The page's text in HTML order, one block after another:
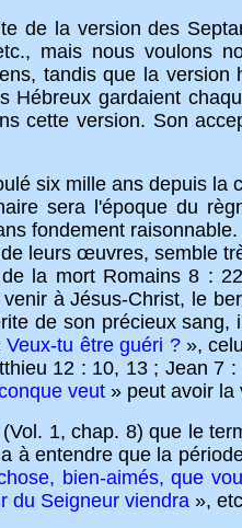
version des
mais nous voulons
tandis que la
Hébreux gardaient
cette version. Son
mille ans depuis la
sera l'époque du
fondement
leurs œuvres, semble
la mort Romains 8 :
à Jésus-Christ, le
de son précieux
Veux-tu être guéri ?»,
12 : 10, 13 ; Jean
veut » peut avoir la
chap. 8) que le
à entendre que la
bien-aimés, que
du Seigneur viendra »,